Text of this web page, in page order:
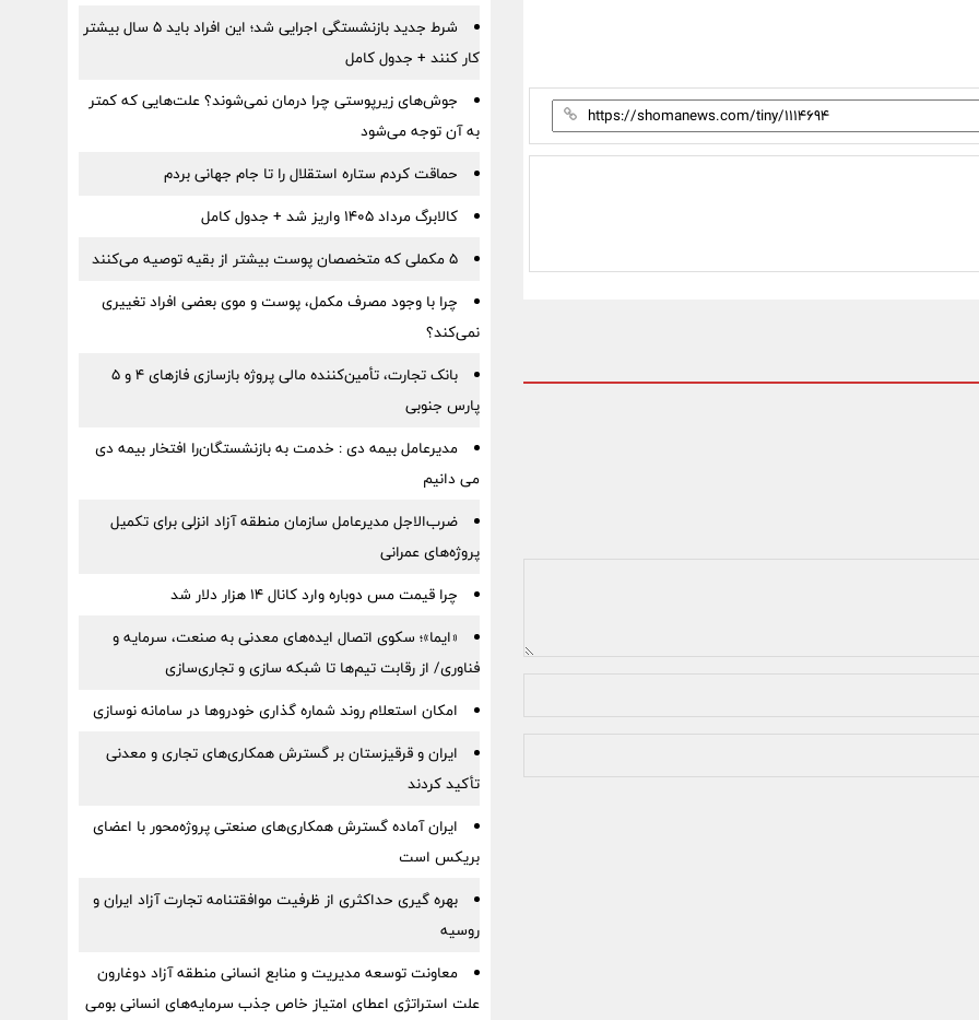
شرط جدید بازنشستگی اجرایی شد؛ این افراد باید ۵ سال بیشتر
کار کنند + جدول کامل
جوش‌های زیرپوستی چرا درمان نمی‌شوند؟ علت‌هایی که کمتر
به آن توجه می‌شود
حماقت کردم ستاره استقلال را تا جام جهانی بردم
کالابرگ مرداد ۱۴۰۵ واریز شد + جدول کامل
۵ مکملی که متخصصان پوست بیشتر از بقیه توصیه می‌کنند
چرا با وجود مصرف مکمل، پوست و موی بعضی افراد تغییری
نمی‌کند؟
بانک تجارت، تأمین‌کننده مالی پروژه بازسازی فازهای ۴ و ۵
پارس جنوبی
مدیرعامل بیمه دی : خدمت به بازنشستگان‌را افتخار بیمه دی
می دانیم
ضرب‌الاجل مدیرعامل سازمان منطقه آزاد انزلی برای تكمیل
پروژه‌های عمرانی
چرا قیمت مس دوباره وارد کانال ۱۴ هزار دلار شد
«ایما»؛ سکوی اتصال ایده‌های معدنی به صنعت، سرمایه و
فناوری/ از رقابت تیم‌ها تا شبکه سازی و تجاری‌سازی
امکان استعلام روند شماره گذاری خودروها در سامانه نوسازی
ایران و قرقیزستان بر گسترش همکاری‌های تجاری و معدنی
تأکید کردند
ایران آماده گسترش همکاری‌های صنعتی پروژه‌محور با اعضای
بریکس است
بهره گیری حداکثری از ظرفیت موافقتنامه تجارت آزاد ایران و
روسیه
معاونت توسعه مدیریت و منابع انسانی منطقه آزاد دوغارون
علت استراتژی اعطای امتیاز خاص جذب سرمایه‌های انسانی بومی